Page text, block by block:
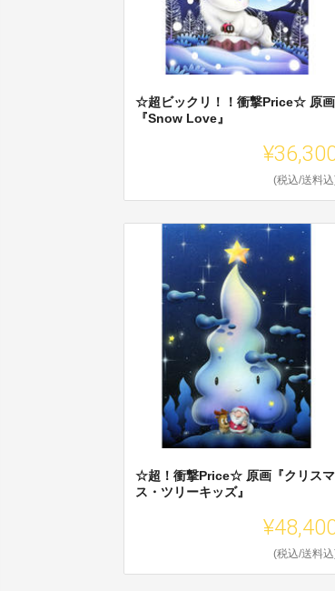
☆超ビックリ！！衝撃Price☆ 原画
『Snow Love』
(税込/送料
☆超！衝撃Price☆ 原画『クリスマ
ス・ツリーキッズ』
(税込/送料